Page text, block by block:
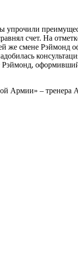
упрочили
счет. На
же смене Рэймонд
Рэймонд,
Армии» – тренера